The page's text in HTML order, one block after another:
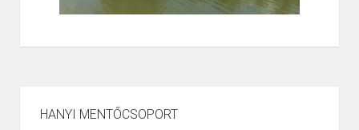
HANYI MENTŐCSOPORT